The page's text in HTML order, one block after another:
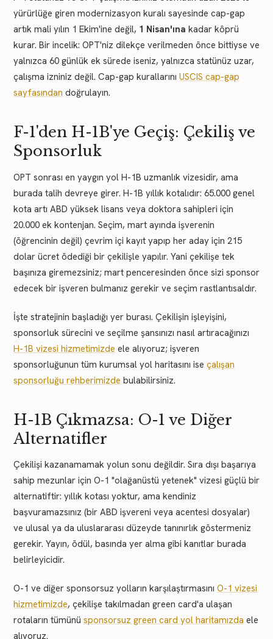
yürürlüğe giren modernizasyon kuralı sayesinde cap-gap
artık mali yılın 1 Ekim'ine değil, 1 Nisan'ına kadar köprü
kurar. Bir incelik: OPT'niz dilekçe verilmeden önce bittiyse ve
yalnızca 60 günlük ek sürede iseniz, yalnızca statünüz uzar,
çalışma izniniz değil. Cap-gap kurallarını USCIS cap-gap
sayfasından doğrulayın.
F-1'den H-1B'ye Geçiş: Çekiliş ve
Sponsorluk
OPT sonrası en yaygın yol H-1B uzmanlık vizesidir, ama
burada talih devreye girer. H-1B yıllık kotalıdır: 65.000 genel
kota artı ABD yüksek lisans veya doktora sahipleri için
20.000 ek kontenjan. Seçim, mart ayında işverenin
(öğrencinin değil) çevrim içi kayıt yapıp her aday için 215
dolar ücret ödediği bir çekilişle yapılır. Yani çekilişe tek
başınıza giremezsiniz; mart penceresinden önce sizi sponsor
edecek bir işveren bulmanız gerekir ve seçim rastlantısaldır.
İşte stratejinin başladığı yer burası. Çekilişin işleyişini,
sponsorluk sürecini ve seçilme şansınızı nasıl artıracağınızı
H-1B vizesi hizmetimizde ele alıyoruz; işveren
sponsorluğunun tüm kurumsal yol haritasını ise çalışan
sponsorluğu rehberimizde bulabilirsiniz.
H-1B Çıkmazsa: O-1 ve Diğer
Alternatifler
Çekilişi kazanamamak yolun sonu değildir. Sıra dışı başarıya
sahip mezunlar için O-1 "olağanüstü yetenek" vizesi güçlü bir
alternatiftir: yıllık kotası yoktur, ama kendiniz
başvuramazsınız (bir ABD işvereni veya acentesi dosyalar)
ve ulusal ya da uluslararası düzeyde tanınırlık göstermeniz
gerekir. Yayın, ödül, basında yer alma gibi kanıtlar burada
belirleyicidir.
O-1 ve diğer sponsorsuz yolların karşılaştırmasını O-1 vizesi
hizmetimizde, çekilişe takılmadan green card'a ulaşan
rotaların tümünü sponsorsuz green card yol haritamızda ele
alıyoruz.